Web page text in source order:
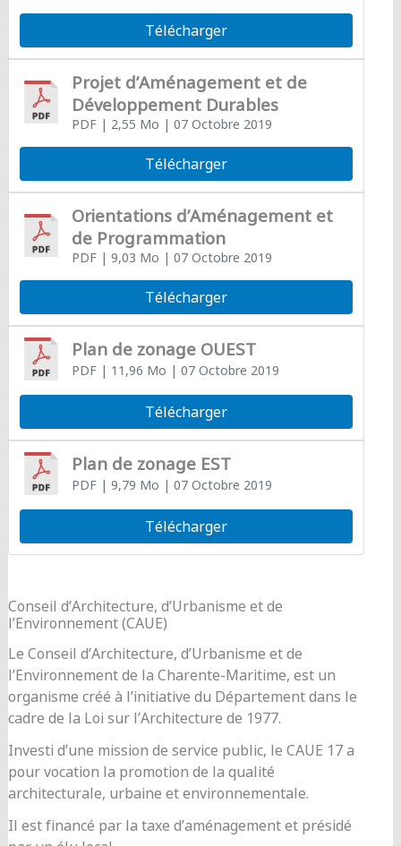
Télécharger
Projet d’Aménagement et de
Développement Durables
PDF| 2,55 Mo | 07 Octobre 2019
Télécharger
Orientations d’Aménagement et
de Programmation
PDF| 9,03 Mo | 07 Octobre 2019
Télécharger
Plan de zonage OUEST
PDF| 11,96 Mo | 07 Octobre 2019
Télécharger
Plan de zonage EST
PDF| 9,79 Mo | 07 Octobre 2019
Télécharger
Conseil d’Architecture, d’Urbanisme et de
l’Environnement (CAUE)
Le Conseil d’Architecture, d’Urbanisme et de
l’Environnement de la Charente-Maritime, est un
organisme créé à l’initiative du Département dans le
cadre de la Loi sur l’Architecture de 1977.
Investi d’une mission de service public, le CAUE 17 a
pour vocation la promotion de la qualité
architecturale, urbaine et environnementale.
Il est financé par la taxe d’aménagement et présidé